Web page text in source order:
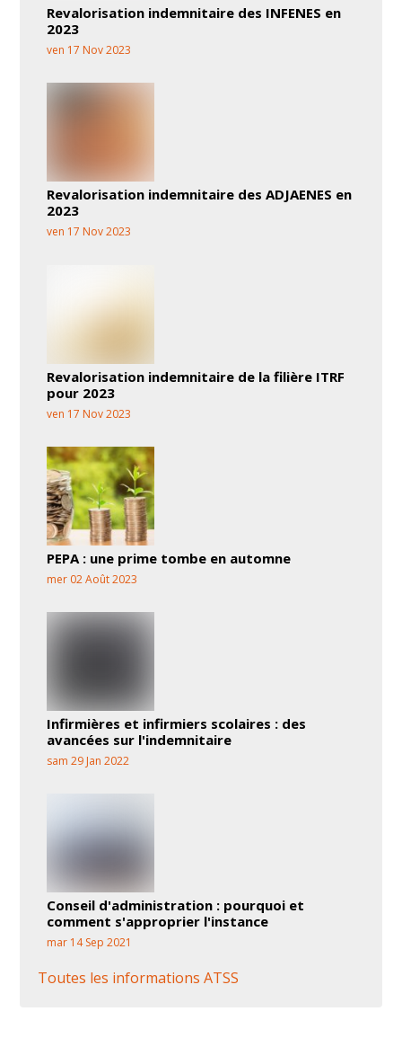
Revalorisation indemnitaire des INFENES en
2023
ven 17 Nov 2023
Revalorisation indemnitaire des ADJAENES en
2023
ven 17 Nov 2023
Revalorisation indemnitaire de la filière ITRF
pour 2023
ven 17 Nov 2023
PEPA : une prime tombe en automne
mer 02 Août 2023
Infirmières et infirmiers scolaires : des
avancées sur l'indemnitaire
sam 29 Jan 2022
Conseil d'administration : pourquoi et
comment s'approprier l'instance
mar 14 Sep 2021
Toutes les informations ATSS